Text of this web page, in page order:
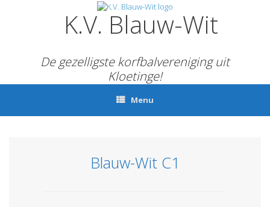
K.V. Blauw-Wit
De gezelligste korfbalvereniging uit
Kloetinge!
Menu
Blauw-Wit C1